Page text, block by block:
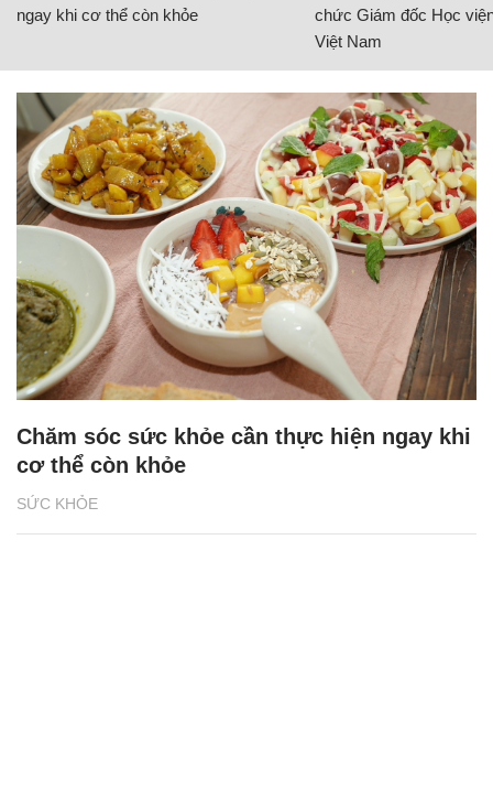
ngay khi cơ thể còn khỏe
chức Giám đốc Học
Việt Nam
SỨC KHỎE
Chăm sóc sức khỏe cần thực hiện ngay khi
cơ thể còn khỏe